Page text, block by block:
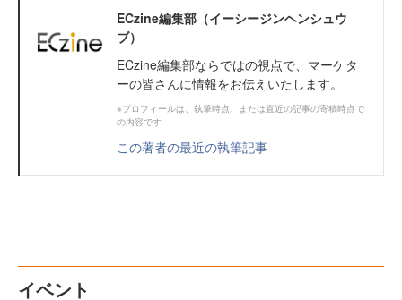
ECzine編集部（イーシージンヘンシュウ
ブ）
ECzine編集部ならではの視点で、マーケタ
ーの皆さんに情報をお伝えいたします。
※プロフィールは、執筆時点、または直近の記事の寄稿時点で
の内容です
この著者の最近の執筆記事
イベント